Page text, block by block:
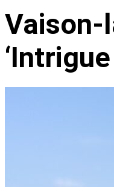
Vaison-